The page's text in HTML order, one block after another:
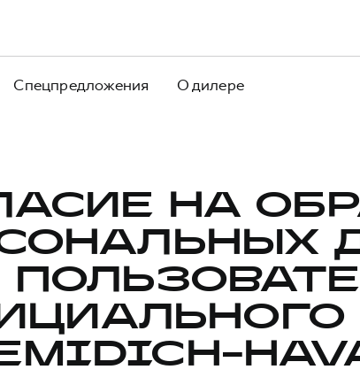
Спецпредложения О дилере
НА